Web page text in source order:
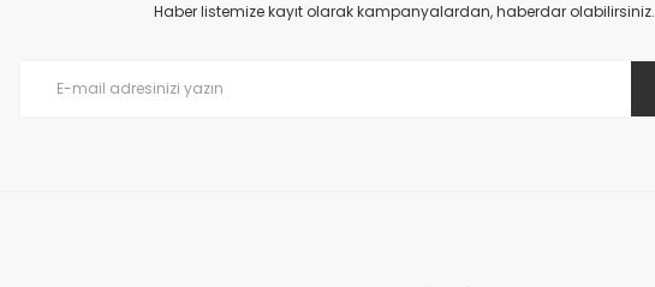
Haber listemize kayıt olarak kampanyalardan, haberdar olabilirsiniz.